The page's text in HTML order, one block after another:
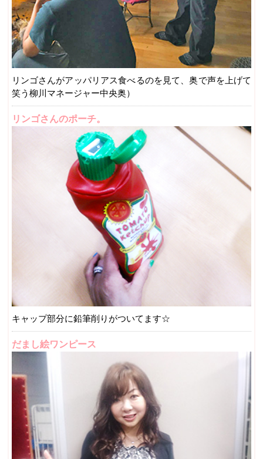
リンゴさんがアッパリアス食べるのを見て、奥で声を上げて
笑う柳川マネージャー中央奥）
リンゴさんのポーチ。
キャップ部分に鉛筆削りがついてます☆
だまし絵ワンピース